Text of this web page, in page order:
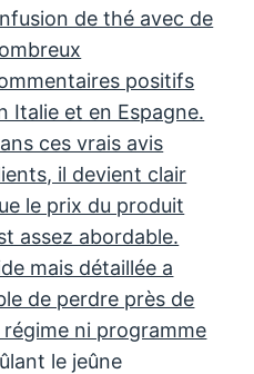
de thé avec de
positifs
Italie et en Espagne.
ces vrais avis
il devient clair
le prix du produit
assez abordable.
mais détaillée a
de perdre près de
ni programme
le jeûne